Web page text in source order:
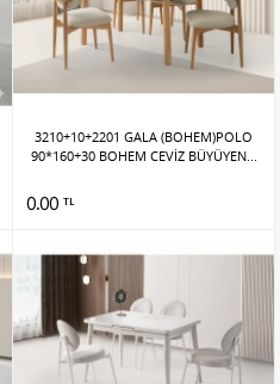
3210+10+2201 GALA (BOHEM)POLO
90*160+30 BOHEM CEVİZ BÜYÜYEN...
0.00 TL